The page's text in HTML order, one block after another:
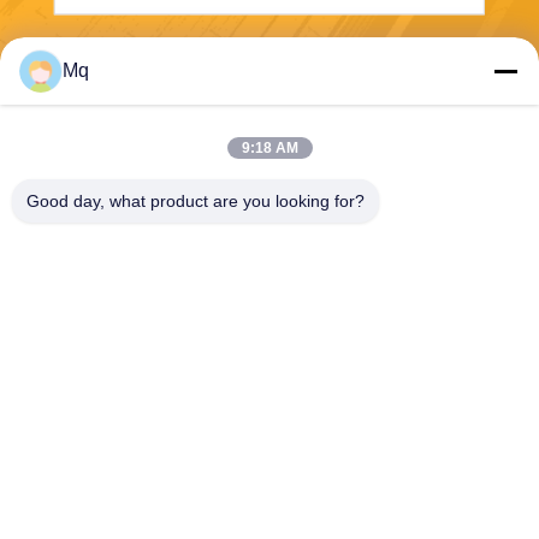
Mq
9:18 AM
Good day, what product are you looking for?